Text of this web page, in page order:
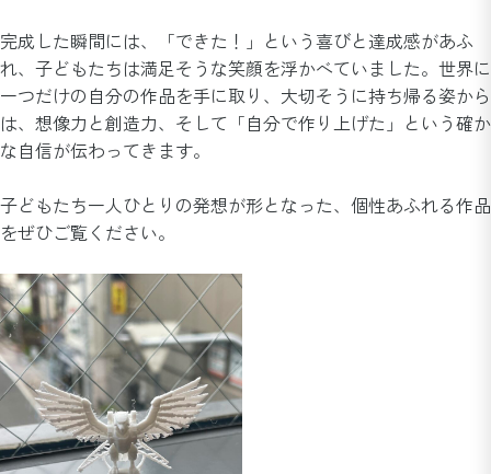
完成した瞬間には、「できた！」という喜びと達成感があふ
れ、子どもたちは満足そうな笑顔を浮かべていました。世界に
一つだけの自分の作品を手に取り、大切そうに持ち帰る姿から
は、想像力と創造力、そして「自分で作り上げた」という確か
な自信が伝わってきます。
子どもたち一人ひとりの発想が形となった、個性あふれる作品
をぜひご覧ください。